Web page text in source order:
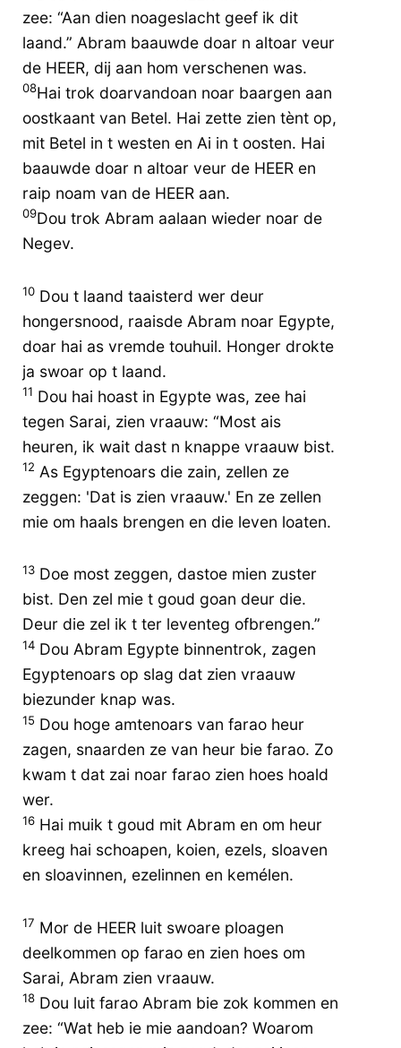
zee: “Aan dien noageslacht geef ik dit
laand.” Abram baauwde doar n altoar veur
de HEER, dij aan hom verschenen was.
08Hai trok doarvandoan noar baargen aan
oostkaant van Betel. Hai zette zien tènt op,
mit Betel in t westen en Ai in t oosten. Hai
baauwde doar n altoar veur de HEER en
raip noam van de HEER aan.
09Dou trok Abram aalaan wieder noar de
Negev.
10 Dou t laand taaisterd wer deur
hongersnood, raaisde Abram noar Egypte,
doar hai as vremde touhuil. Honger drokte
ja swoar op t laand.
11 Dou hai hoast in Egypte was, zee hai
tegen Sarai, zien vraauw: “Most ais
heuren, ik wait dast n knappe vraauw bist.
12 As Egyptenoars die zain, zellen ze
zeggen: 'Dat is zien vraauw.' En ze zellen
mie om haals brengen en die leven loaten.
13 Doe most zeggen, dastoe mien zuster
bist. Den zel mie t goud goan deur die.
Deur die zel ik t ter leventeg ofbrengen.”
14 Dou Abram Egypte binnentrok, zagen
Egyptenoars op slag dat zien vraauw
biezunder knap was.
15 Dou hoge amtenoars van farao heur
zagen, snaarden ze van heur bie farao. Zo
kwam t dat zai noar farao zien hoes hoald
wer.
16 Hai muik t goud mit Abram en om heur
kreeg hai schoapen, koien, ezels, sloaven
en sloavinnen, ezelinnen en kemélen.
17 Mor de HEER luit swoare ploagen
deelkommen op farao en zien hoes om
Sarai, Abram zien vraauw.
18 Dou luit farao Abram bie zok kommen en
zee: “Wat heb ie mie aandoan? Woarom